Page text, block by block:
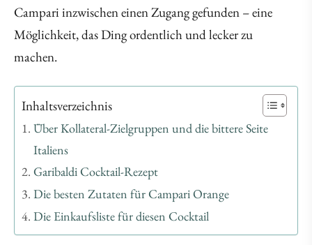
Campari inzwischen einen Zugang gefunden – eine
Möglichkeit, das Ding ordentlich und lecker zu
machen.
Inhaltsverzeichnis
Über Kollateral-Zielgruppen und die bittere Seite
Italiens
Garibaldi Cocktail-Rezept
Die besten Zutaten für Campari Orange
Die Einkaufsliste für diesen Cocktail